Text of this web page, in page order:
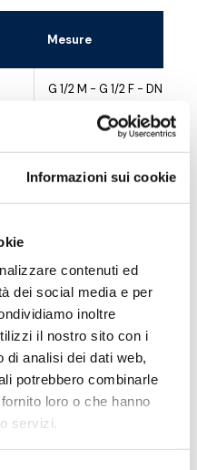
Informazioni sui cookie
contenuti ed
dei social media e per
inoltre
il nostro sito con i
di analisi dei dati web,
potrebbero combinarle
loro o che hanno
servizi.
Mesure
G 1/2 M - G 1/2 F - DN 15
G 3/4 M - G 3/4 F - DN 20
G 1 M - G 1 F - DN 25